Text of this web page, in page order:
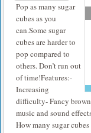
Pop as many sugar
cubes as you
can.Some sugar
cubes are harder to
pop compared to
others. Don’t run out
of time!Features:-
Increasing
difficulty- Fancy
music and sound
How many sugar